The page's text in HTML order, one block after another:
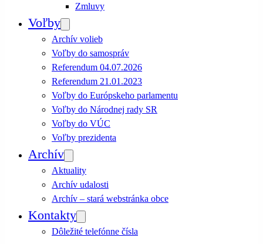
Zmluvy
Voľby
Archív volieb
Voľby do samospráv
Referendum 04.07.2026
Referendum 21.01.2023
Voľby do Európskeho parlamentu
Voľby do Národnej rady SR
Voľby do VÚC
Voľby prezidenta
Archív
Aktuality
Archív udalosti
Archív – stará webstránka obce
Kontakty
Dôležité telefónne čísla